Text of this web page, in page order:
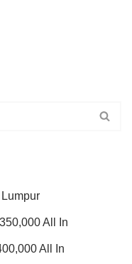
All In
All In